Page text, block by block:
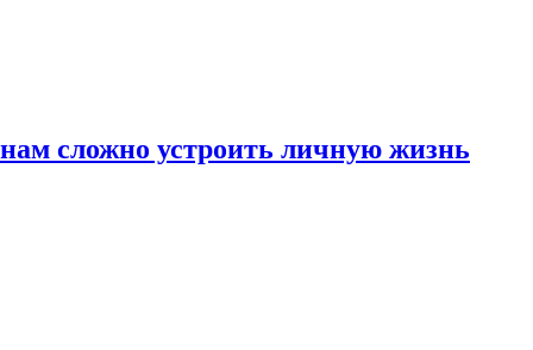
сложно устроить личную жизнь